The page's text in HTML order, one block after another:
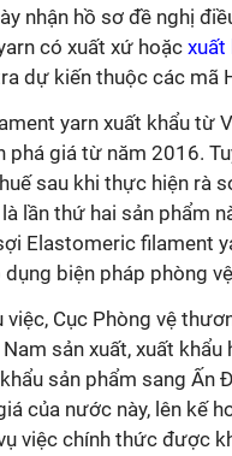
nhận hồ sơ đề nghị
có xuất xứ hoặc xuất
dự kiến thuộc các mã
yarn xuất khẩu từ
giá từ năm 2016.
sau khi thực hiện rà
lần thứ hai sản phẩm
Elastomeric filament
biện pháp phòng
Cục Phòng vệ
sản xuất, xuất
sản phẩm sang Ấn
của nước này, lên kế
việc chính thức được